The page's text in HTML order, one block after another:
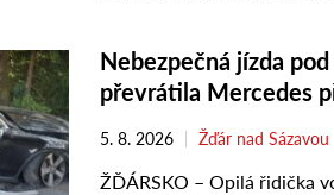
Nebezpečná jízda
převrátila Mercedes
5. 8. 2026 Žďár nad Sázavou
ŽĎÁRSKO – Opilá řidička